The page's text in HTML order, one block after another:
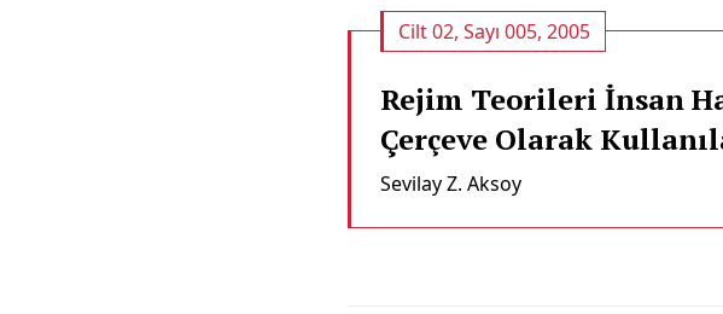
Cilt 02, Sayı 005, 2005
Rejim Teorileri İnsan
Çerçeve Olarak
Sevilay Z. Aksoy